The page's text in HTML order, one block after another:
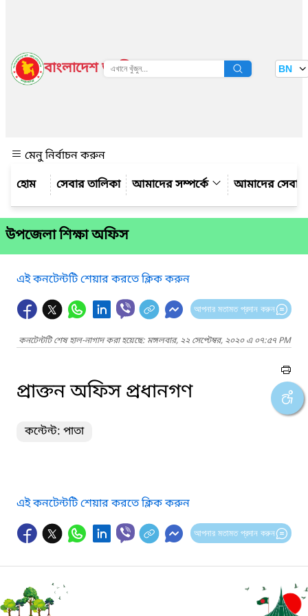
বাংলাদেশ জাতীয় তথ্য বাতায়ন BN
মেনু নির্বাচন করুন
সেবার তালিকা
আমাদের সম্পর্কে আমাদের সেবা
উপজেলা শিক্ষা অফিস
এই কনটেন্টটি শেয়ার করতে ক্লিক করুন
আপনার মতামত প্রদান করুন
কনটেন্টটি শেষ হাল-নাগাদ করা হয়েছে: মঙ্গলবার, ২২ সেপ্টেম্বর, ২০২০ এ ০৭:৫৭ PM
প্রাক্তন অফিস প্রধানগণ
কন্টেন্ট: পাতা
এই কনটেন্টটি শেয়ার করতে ক্লিক করুন
আপনার মতামত প্রদান করুন